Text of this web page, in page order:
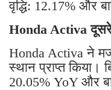
वृद्धि: 12.17% और
Honda Activa
Honda Activa ने
स्थान प्राप्त किया।
20.05% YoY और